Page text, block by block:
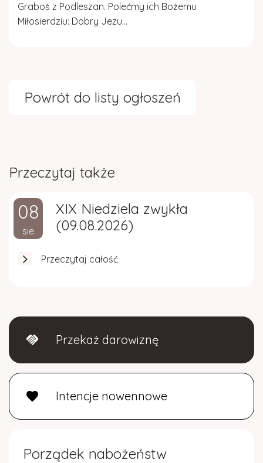
handshake Przekaż darowiznę
favorite Intencje nowennowe
Porządek nabożeństw
Graboś z Podleszan. Polećmy ich Bożemu
Miłosierdziu: Dobry Jezu…
Powrót do listy ogłoszeń
Przeczytaj także
08
sie
XIX Niedziela zwykła
(09.08.2026)
Przeczytaj całość